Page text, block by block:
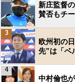
新庄監督
賛否もチ
欧州初の
先”は「ベ
3
中村倫也
4